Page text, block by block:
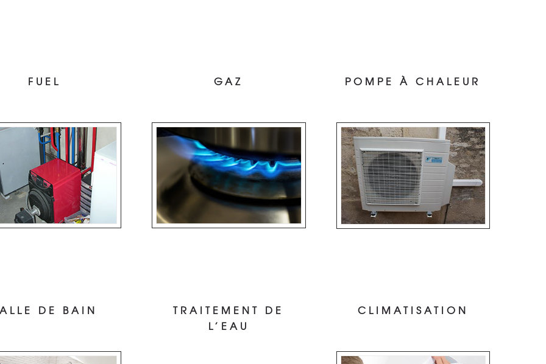
FUEL GAZ POMPE À CHALEUR
DE BAIN
TRAITEMENT DE
L’EAU
CLIMATISATION